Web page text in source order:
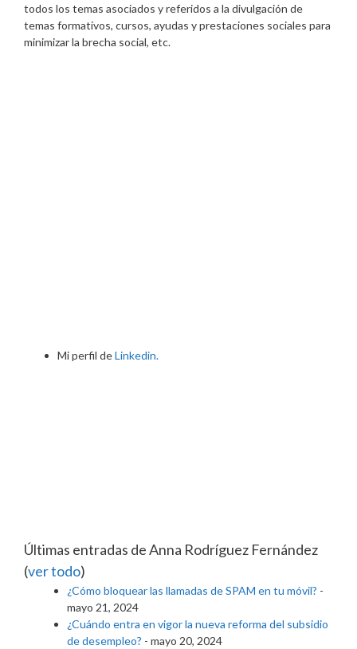
todos los temas asociados y referidos a la divulgación de
temas formativos, cursos, ayudas y prestaciones sociales para
minimizar la brecha social, etc.
Mi perfil deLinkedin.
Últimas entradas de Anna Rodríguez Fernández
(ver todo)
¿Cómo bloquear las llamadas de SPAM en tu móvil? -
mayo 21, 2024
¿Cuándo entra en vigor la nueva reforma del subsidio
de desempleo? - mayo 20, 2024